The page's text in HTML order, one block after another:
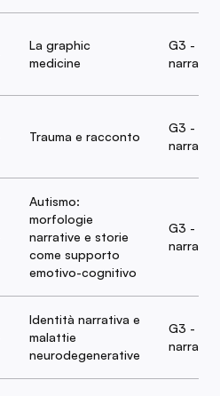
La graphic
medicine
G3 - La
narrativa
Trauma e racconto
G3 - La
narrativa
Autismo:
morfologie
narrative e storie
come supporto
emotivo-cognitivo
G3 - La
narrativa
Identità narrativa e
malattie
neurodegenerative
G3 - La
narrativa